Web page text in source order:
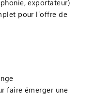
exportateur)
pour l’offre de
faire émerger une